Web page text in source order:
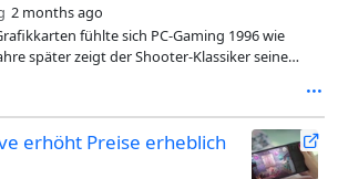
2 months ago
fühlte sich PC-Gaming 1996 wie
später zeigt der Shooter-Klassiker seine
erhöht Preise erheblich